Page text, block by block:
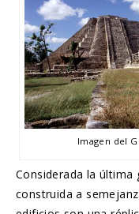
Imagen del
Considerada la última
construida a